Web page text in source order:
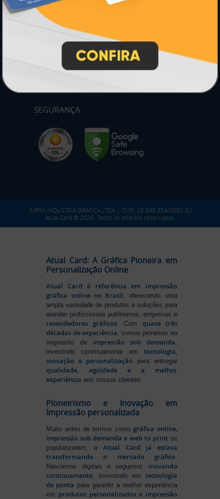
* Pagamento com cartão de crédito terá valor adicional.
** Pagamentos a prazo poderão ter acréscimo.
*** Nota fiscal sujeita a emissão de acordo com prestador de
serviço, conforme legislação pertinente.
PARTICIPE
SEGURANÇA
IMPRA INDUSTRIA GRAFICA LTDA | CNPJ: 28.045.354/0002-52
Atual Card © 2026. Todos os direitos reservados.
Atual Card: A Gráfica Pioneira em
Personalização Online
Atual Card é referência em impressão
gráfica online no Brasil , oferecendo uma
ampla variedade de produtos e soluções para
atender profissionais autônomos, empresas e
revendedores gráficos. Comquase três
décadas de experiência , somos pioneiros no
segmento de impressão sob demanda
investindo continuamente em tecnologia,
inovação e personalização para entregar
qualidade, agilidade e a melhor
experiência aos nossos clientes.
Pioneirismo e Inovação em
Impressão personalizada
Muito antes de termos como gráfica online,
impressão sob demanda e web to printse
popularizarem, aAtual Card já estava
transformando o mercado gráfico.
Nascemos digitais e seguimos inovando
continuamente, investindo em tecnologia
de ponta para garantir a melhor experiência
em produtos personalizados e impressão